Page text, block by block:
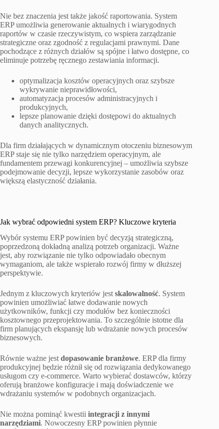
Nie bez znaczenia jest także jakość raportowania. System
ERP umożliwia generowanie aktualnych i wiarygodnych
raportów w czasie rzeczywistym, co wspiera zarządzanie
strategiczne oraz zgodność z regulacjami prawnymi. Dane
pochodzące z różnych działów są spójne i łatwo dostępne, co
eliminuje potrzebę ręcznego zestawiania informacji.
optymalizacja kosztów operacyjnych oraz szybsze
wykrywanie nieprawidłowości,
automatyzacja procesów administracyjnych i
produkcyjnych,
lepsze planowanie dzięki dostępowi do aktualnych
danych analitycznych.
Dla firm działających w dynamicznym otoczeniu biznesowym
ERP staje się nie tylko narzędziem operacyjnym, ale
fundamentem przewagi konkurencyjnej – umożliwia szybsze
podejmowanie decyzji, lepsze wykorzystanie zasobów oraz
większą elastyczność działania.
Jak wybrać odpowiedni system ERP? Kluczowe kryteria
Wybór systemu ERP powinien być decyzją strategiczną,
poprzedzoną dokładną analizą potrzeb organizacji. Ważne
jest, aby rozwiązanie nie tylko odpowiadało obecnym
wymaganiom, ale także wspierało rozwój firmy w dłuższej
perspektywie.
Jednym z kluczowych kryteriów jest skalowalność. System
powinien umożliwiać łatwe dodawanie nowych
użytkowników, funkcji czy modułów bez konieczności
kosztownego przeprojektowania. To szczególnie istotne dla
firm planujących ekspansję lub wdrażanie nowych procesów
biznesowych.
Równie ważne jest dopasowanie branżowe. ERP dla firmy
produkcyjnej będzie różnił się od rozwiązania dedykowanego
usługom czy e-commerce. Warto wybierać dostawców, którzy
oferują branżowe konfiguracje i mają doświadczenie we
wdrażaniu systemów w podobnych organizacjach.
Nie można pominąć kwestii integracji z innymi
narzędziami. Nowoczesny ERP powinien płynnie